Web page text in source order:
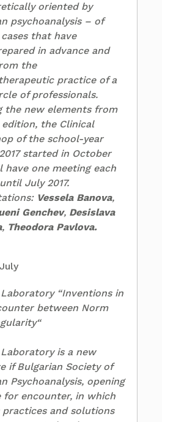
oriented by
psychoanalysis – of
that have
in advance and
the
practice of a
of professionals.
the new elements from
edition, the Clinical
of the school-year
started in October
have one meeting each
July 2017.
Vessela Banova,
Genchev, Desislava
, Theodora Pavlova.
“Inventions in
between Norm
is a new
if Bulgarian Society of
Psychoanalysis, opening
for encounter, in which
practices and solutions